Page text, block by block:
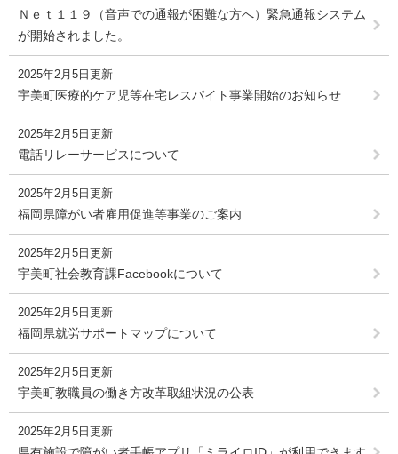
Ｎｅｔ１１９（音声での通報が困難な方へ）緊急通報システム
が開始されました。
2025年2月5日更新
宇美町医療的ケア児等在宅レスパイト事業開始のお知らせ
2025年2月5日更新
電話リレーサービスについて
2025年2月5日更新
福岡県障がい者雇用促進等事業のご案内
2025年2月5日更新
宇美町社会教育課Facebookについて
2025年2月5日更新
福岡県就労サポートマップについて
2025年2月5日更新
宇美町教職員の働き方改革取組状況の公表
2025年2月5日更新